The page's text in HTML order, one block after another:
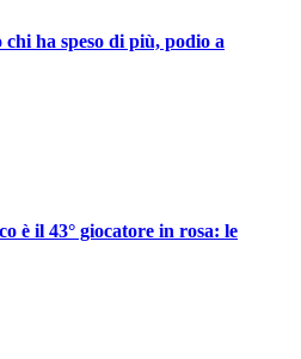
ha speso di più, podio a
è il 43° giocatore in rosa: le